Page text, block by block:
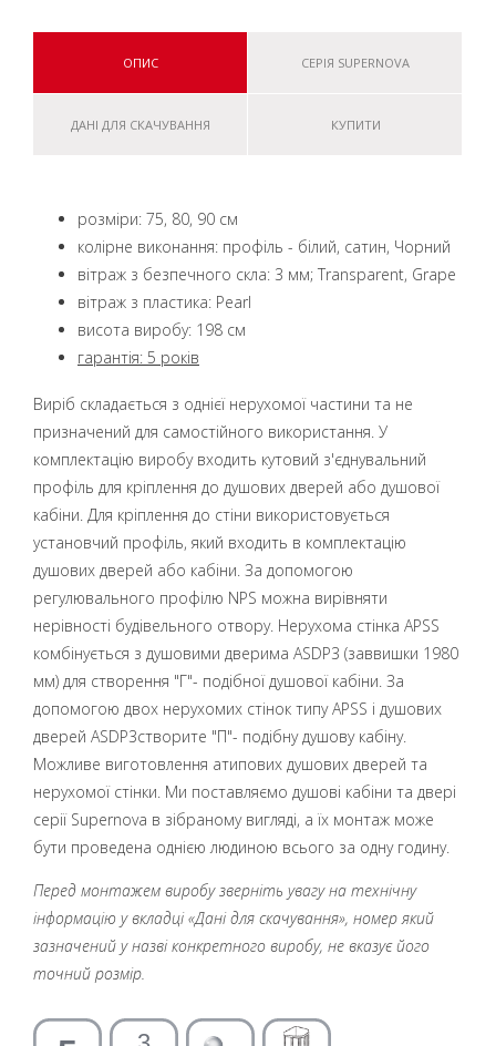
ОПИС СЕРІЯ SUPERNOVA
ДАНІ ДЛЯ СКАЧУВАННЯ КУПИТИ
розміри: 75, 80, 90 см
колірне виконання: профіль - білий, сатин, Чорний
вітраж з безпечного скла: 3 мм; Transparent, Grape
вітраж з пластика: Pearl
висота виробу: 198 см
гарантія: 5 років
Виріб складається з однієї нерухомої частини та не
призначений для самостійного використання. У
комплектацію виробу входить кутовий з'єднувальний
профіль для кріплення до душових дверей або душової
кабіни. Для кріплення до стіни використовується
установчий профіль, який входить в комплектацію
душових дверей або кабіни. За допомогою
регулювального профілю NPS можна вирівняти
нерівності будівельного отвору. Нерухома стінка APSS
комбінується з душовими дверима ASDP3 (заввишки 1980
мм) для створення "Г"- подібної душової кабіни. За
допомогою двох нерухомих стінок типу АPSS і душових
дверей ASDP3створите "П"- подібну душову кабіну.
Можливе виготовлення атипових душових дверей та
нерухомої стінки. Ми поставляємо душові кабіни та двері
серії Supernova в зібраному вигляді, а їх монтаж може
бути проведена однією людиною всього за одну годину.
Перед монтажем виробу зверніть увагу на технічну
інформацію у вкладці «Дані для скачування», номер який
зазначений у назві конкретного виробу, не вказує його
точний розмір.